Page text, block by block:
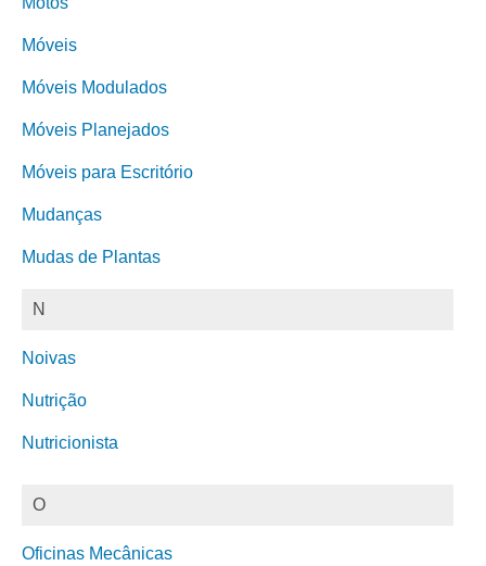
Móveis
Móveis Modulados
Móveis Planejados
Móveis para Escritório
Mudanças
Mudas de Plantas
N
Noivas
Nutrição
Nutricionista
O
Oficinas Mecânicas